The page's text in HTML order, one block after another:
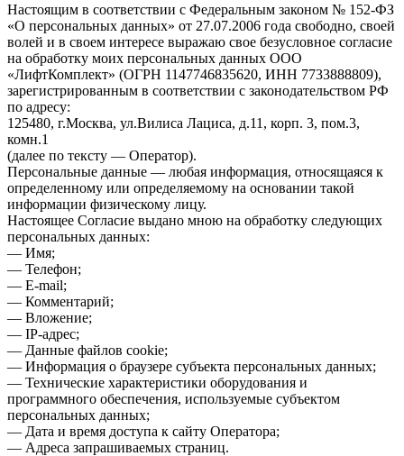
Настоящим в соответствии с Федеральным законом № 152-ФЗ
«О персональных данных» от 27.07.2006 года свободно, своей
волей и в своем интересе выражаю свое безусловное согласие
на обработку моих персональных данных ООО
«ЛифтКомплект» (ОГРН 1147746835620, ИНН 7733888809),
зарегистрированным в соответствии с законодательством РФ
по адресу:
125480, г.Москва, ул.Вилиса Лациса, д.11, корп. 3, пом.3,
комн.1
(далее по тексту — Оператор).
Персональные данные — любая информация, относящаяся к
определенному или определяемому на основании такой
информации физическому лицу.
Настоящее Согласие выдано мною на обработку следующих
персональных данных:
— Имя;
— Телефон;
— E-mail;
— Комментарий;
— Вложение;
— IP-адрес;
— Данные файлов cookie;
— Информация о браузере субъекта персональных данных;
— Технические характеристики оборудования и
программного обеспечения, используемые субъектом
персональных данных;
— Дата и время доступа к сайту Оператора;
— Адреса запрашиваемых страниц.